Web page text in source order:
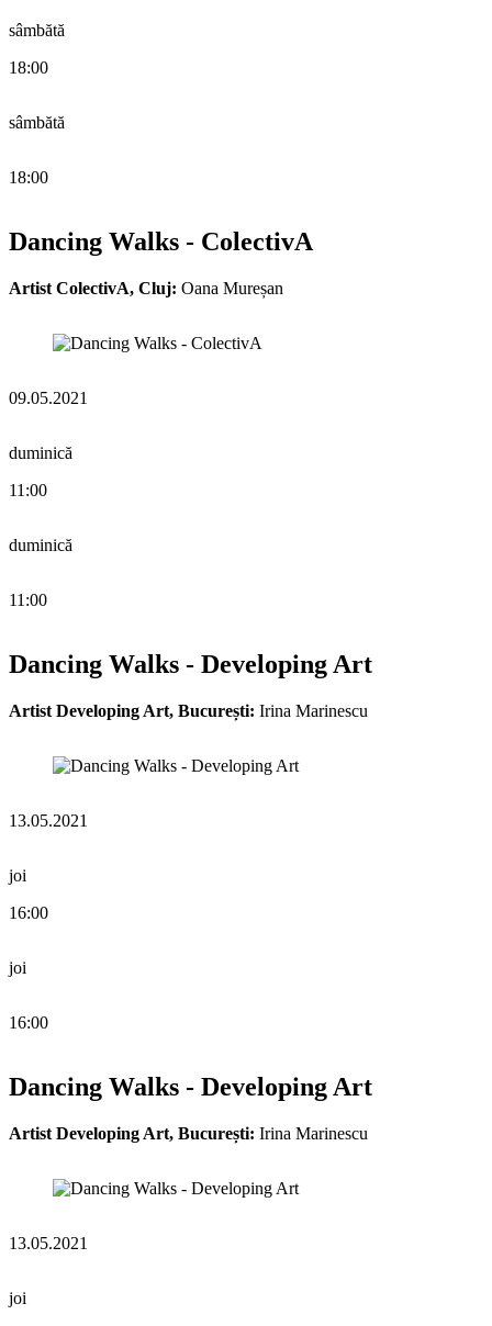
sâmbătă
18:00
sâmbătă
18:00
Dancing Walks - ColectivA
Artist ColectivA, Cluj: Oana Mureșan
09.05.2021
duminică
11:00
duminică
11:00
Dancing Walks - Developing Art
Artist Developing Art, București: Irina Marinescu
13.05.2021
joi
16:00
joi
16:00
Dancing Walks - Developing Art
Artist Developing Art, București: Irina Marinescu
13.05.2021
joi